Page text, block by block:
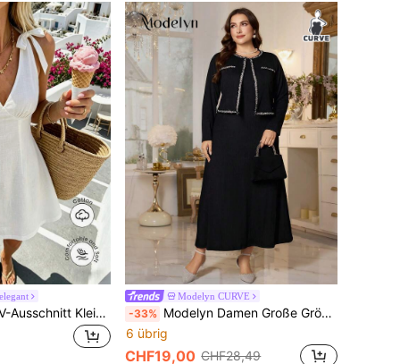
Modelyn Weißes V-Ausschnitt Kleid mit Bindedetail an der Taille, A-Linie Mini, Schleifendesign an den Trägern, süß und geeignet für Strandurlaub
Modelyn CURVE
-33% Modelyn Damen Große Größen Jacke mit Langarm und ärmelloser Bluse mit plissiertem Maxikleid, elegantes 2-teiliges Set
6 übrig
CHF19,00 CHF28,49